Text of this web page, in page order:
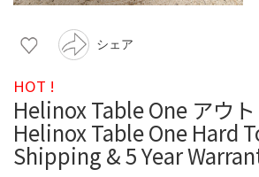
シェア
HOT !
Helinox Table One アウ
Helinox Table One Hard
Shipping & 5 Year